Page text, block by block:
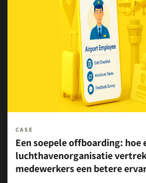
CASE
Een soepele offboarding: hoe
luchthavenorganisatie
medewerkers een betere